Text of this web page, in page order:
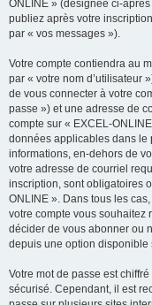
ONLINE » (désignée ci-
publiez après votre
par « vos messages »).
Votre compte contiendra au
par « votre nom d’utilisateur
de vous connecter à votre
passe ») et une adresse de
compte sur « EXCEL-
données applicables dans le
informations, en-dehors de
votre adresse de courriel
inscription, sont obligatoires
ONLINE ». Dans tous les
votre compte vous souhaitez
décider de vous abonner ou
depuis une option disponible
Votre mot de passe est
sécurisé. Cependant, il est